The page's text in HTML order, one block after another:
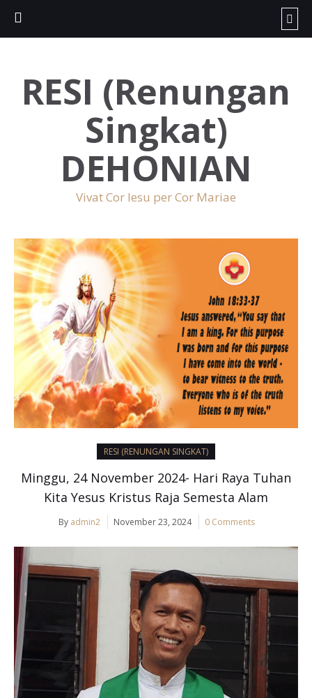
RESI (Renungan
Singkat)
DEHONIAN
Vivat Cor Iesu per Cor Mariae
RESI (RENUNGAN SINGKAT)
Minggu, 24 November 2024- Hari Raya Tuhan
Kita Yesus Kristus Raja Semesta Alam
By admin2 November 23, 2024 0 Comments